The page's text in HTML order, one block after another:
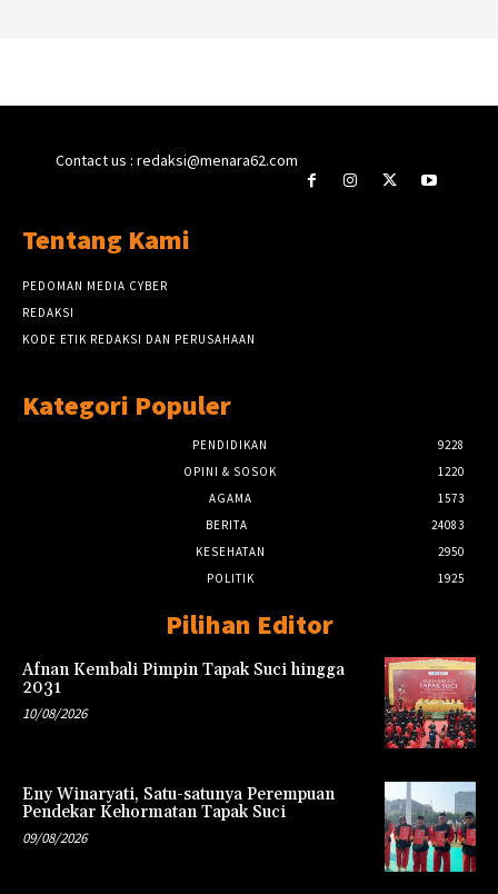
Contact us : redaksi@menara62.com
Tentang Kami
PEDOMAN MEDIA CYBER
REDAKSI
KODE ETIK REDAKSI DAN PERUSAHAAN
Kategori Populer
PENDIDIKAN
9228
OPINI & SOSOK
1220
AGAMA
1573
BERITA
24083
KESEHATAN
2950
POLITIK
1925
Pilihan Editor
Afnan Kembali Pimpin Tapak Suci hingga
2031
10/08/2026
Eny Winaryati, Satu-satunya Perempuan
Pendekar Kehormatan Tapak Suci
09/08/2026